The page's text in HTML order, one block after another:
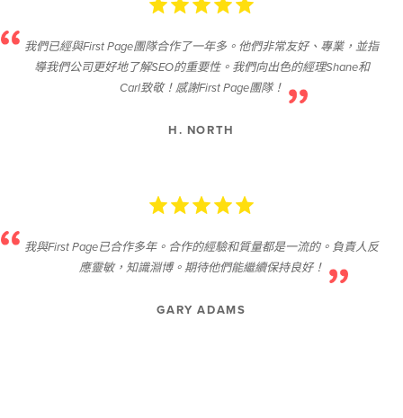
我們已經與First Page團隊合作了一年多。他們非常友好、專業，並指
導我們公司更好地了解SEO的重要性。我們向出色的經理Shane和
Carl致敬！感謝First Page團隊！
H. NORTH
我與First Page已合作多年。合作的經驗和質量都是一流的。負責人反
應靈敏，知識淵博。期待他們能繼續保持良好！
GARY ADAMS